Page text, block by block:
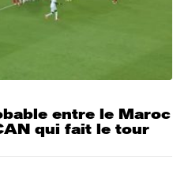
entre le Maroc
qui fait le tour